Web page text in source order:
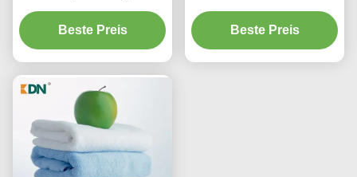
Seife pulverisieren,
kleidet helleres und
saubereres
Beste Preis
wirksamen
Fleckenentfernung
Beste Preis